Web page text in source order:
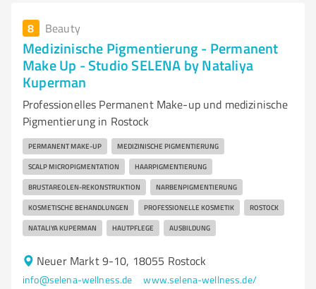
8 Beauty
Medizinische Pigmentierung - Permanent
Make Up - Studio SELENA by Nataliya
Kuperman
Professionelles Permanent Make-up und medizinische
Pigmentierung in Rostock
PERMANENT MAKE-UP MEDIZINISCHE PIGMENTIERUNG
SCALP MICROPIGMENTATION HAARPIGMENTIERUNG
BRUSTAREOLEN-REKONSTRUKTION NARBENPIGMENTIERUNG
KOSMETISCHE BEHANDLUNGEN PROFESSIONELLE KOSMETIK ROSTOCK
NATALIYA KUPERMAN HAUTPFLEGE AUSBILDUNG
Neuer Markt 9-10, 18055 Rostock
info@selena-wellness.de www.selena-wellness.de/